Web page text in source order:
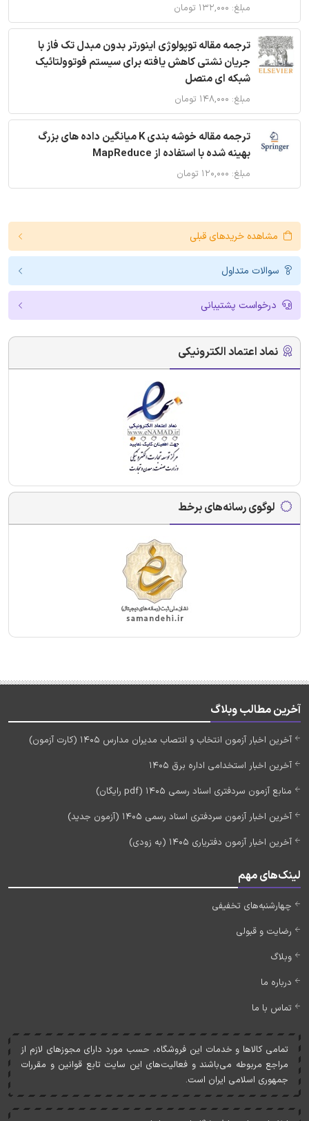
مبلغ: ۱۳۲,۰۰۰ تومان
ترجمه مقاله توپولوژی اینورتر بدون مبدل تک فاز با
جریان نشتی کاهش یافته برای سیستم فوتوولتائیک
شبکه ای متصل
مبلغ: ۱۴۸,۰۰۰ تومان
ترجمه مقاله خوشه بندی K میانگین داده های بزرگ
بهینه شده با استفاده از MapReduce
مبلغ: ۱۲۰,۰۰۰ تومان
مشاهده خریدهای قبلی
سوالات متداول
درخواست پشتیبانی
نماد اعتماد الکترونیکی
لوگوی رسانه‌های برخط
آخرین مطالب وبلاگ
آخرین اخبار آزمون انتخاب و انتصاب مدیران مدارس 1405 (کارت آزمون)
آخرین اخبار استخدامی اداره برق 1405
منابع آزمون سردفتری اسناد رسمی 1405 (pdf رایگان)
آخرین اخبار آزمون سردفتری اسناد رسمی 1405 (آزمون جدید)
آخرین اخبار آزمون دفتریاری 1405 (به زودی)
لینک‌های مهم
چهارشنبه‌های تخفیفی
رضایت و قبولی
وبلاگ
درباره ما
تماس با ما
تمامی کالاها و خدمات اين فروشگاه، حسب مورد دارای مجوزهای لازم از
مراجع مربوطه می‌باشند و فعاليت‌های اين سايت تابع قوانين و مقررات
جمهوری اسلامی ايران است.